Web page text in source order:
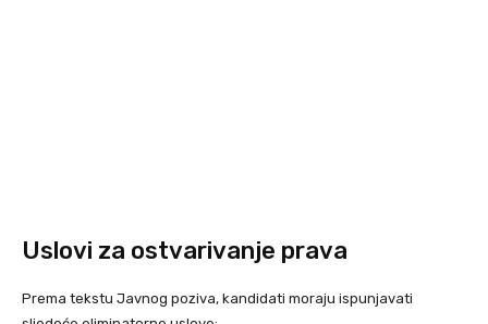
Uslovi za ostvarivanje prava
Prema tekstu Javnog poziva, kandidati moraju ispunjavati